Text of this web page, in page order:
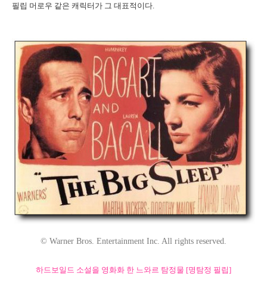
필립 머로우 같은 캐릭터가 그 대표적이다.
© Warner Bros. Entertainment Inc. All rights reserved.
하드보일드 소설을 영화화 한 느와르 탐정물 [명탐정 필립]